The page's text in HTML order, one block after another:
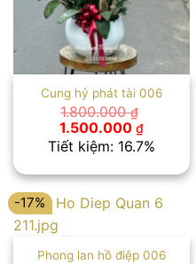
Cung hỷ phát tài 006
1.800.000₫
Giá
gốc
là:
1.500.000 ₫Giá
hiện
tại
Tiết kiệm: 16.7%
-17%
Phong lan hồ điệp 006